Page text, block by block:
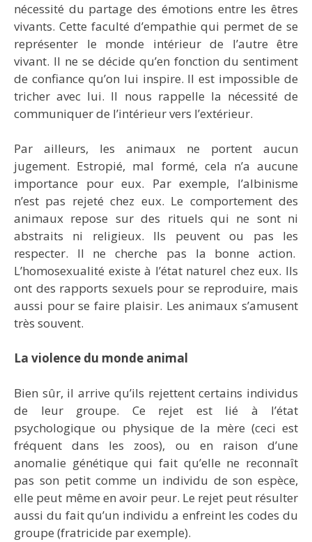
nécessité du partage des émotions entre les êtres
vivants. Cette faculté d’empathie qui permet de se
représenter le monde intérieur de l’autre être
vivant. Il ne se décide qu’en fonction du sentiment
de confiance qu’on lui inspire. Il est impossible de
tricher avec lui. Il nous rappelle la nécessité de
communiquer de l’intérieur vers l’extérieur.
Par ailleurs, les animaux ne portent aucun
jugement. Estropié, mal formé, cela n’a aucune
importance pour eux. Par exemple, l’albinisme
n’est pas rejeté chez eux. Le comportement des
animaux repose sur des rituels qui ne sont ni
abstraits ni religieux. Ils peuvent ou pas les
respecter. Il ne cherche pas la bonne action.
L’homosexualité existe à l’état naturel chez eux. Ils
ont des rapports sexuels pour se reproduire, mais
aussi pour se faire plaisir. Les animaux s’amusent
très souvent.
La violence du monde animal
Bien sûr, il arrive qu’ils rejettent certains individus
de leur groupe. Ce rejet est lié à l’état
psychologique ou physique de la mère (ceci est
fréquent dans les zoos), ou en raison d’une
anomalie génétique qui fait qu’elle ne reconnaît
pas son petit comme un individu de son espèce,
elle peut même en avoir peur. Le rejet peut résulter
aussi du fait qu’un individu a enfreint les codes du
groupe (fratricide par exemple).